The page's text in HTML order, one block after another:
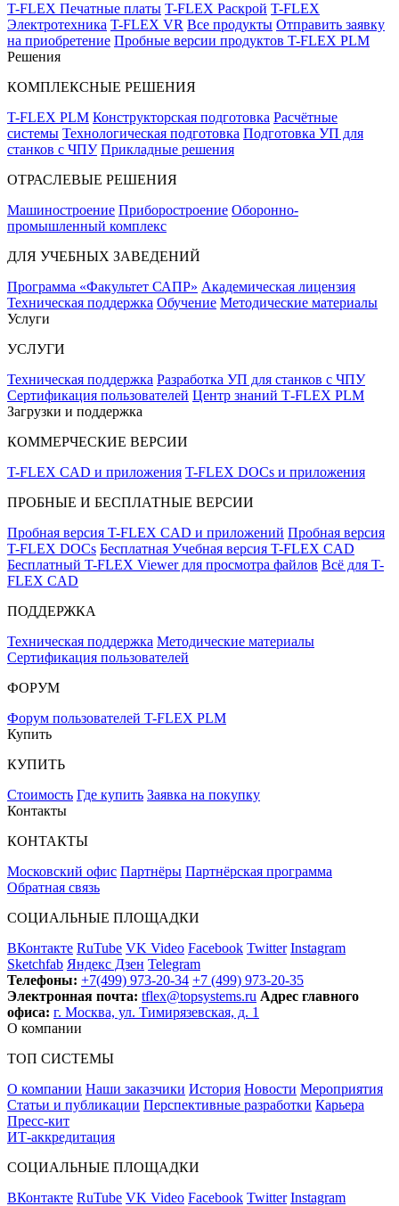
T-FLEX Печатные платы T-FLEX Раскрой T-FLEX
Электротехника T-FLEX VR Все продукты Отправить заявку
на приобретение Пробные версии продуктов T-FLEX PLM
Решения
КОМПЛЕКСНЫЕ РЕШЕНИЯ
T-FLEX PLM Конструкторская подготовка Расчётные
системы Технологическая подготовка Подготовка УП для
станков с ЧПУ Прикладные решения
ОТРАСЛЕВЫЕ РЕШЕНИЯ
Машиностроение Приборостроение Оборонно-
промышленный комплекс
ДЛЯ УЧЕБНЫХ ЗАВЕДЕНИЙ
Программа «Факультет САПР» Академическая лицензия
Техническая поддержка Обучение Методические материалы
Услуги
УСЛУГИ
Техническая поддержка Разработка УП для станков с ЧПУ
Сертификация пользователей Центр знаний T‑FLEX PLM
Загрузки и поддержка
КОММЕРЧЕСКИЕ ВЕРСИИ
T-FLEX CAD и приложения T-FLEX DOCs и приложения
ПРОБНЫЕ И БЕСПЛАТНЫЕ ВЕРСИИ
Пробная версия T-FLEX CAD и приложений Пробная версия
T-FLEX DOCs Бесплатная Учебная версия T-FLEX CAD
Бесплатный T-FLEX Viewer для просмотра файлов Всё для T-
FLEX CAD
ПОДДЕРЖКА
Техническая поддержка Методические материалы
Сертификация пользователей
ФОРУМ
Форум пользователей T-FLEX PLM
Купить
КУПИТЬ
Стоимость Где купить Заявка на покупку
Контакты
КОНТАКТЫ
Московский офис Партнёры Партнёрская программа
Обратная связь
СОЦИАЛЬНЫЕ ПЛОЩАДКИ
ВКонтакте RuTube VK Video Facebook Twitter Instagram
Sketchfab Яндекс Дзен Telegram
Телефоны: +7(499) 973-20-34 +7 (499) 973-20-35
Электронная почта: tflex@topsystems.ru Адрес главного
офиса: г. Москва, ул. Тимирязевская, д. 1
О компании
ТОП СИСТЕМЫ
О компании Наши заказчики История Новости Мероприятия
Статьи и публикации Перспективные разработки Карьера
Пресс-кит
ИТ-аккредитация
СОЦИАЛЬНЫЕ ПЛОЩАДКИ
ВКонтакте RuTube VK Video Facebook Twitter Instagram